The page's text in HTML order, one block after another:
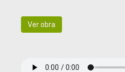
Ver obra